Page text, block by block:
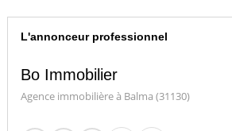
L'annonceur professionnel
Bo Immobilier
Agence immobilière à Balma (31130)